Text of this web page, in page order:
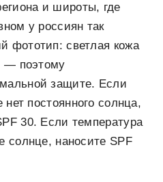
и широты, где
у россиян так
фототип: светлая кожа
— поэтому
защите. Если
постоянного солнца,
30. Если температура
солнце, наносите SPF